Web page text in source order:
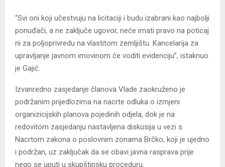
“Svi oni koji učestvuju na licitaciji i budu izabrani kao najbolji
ponuđači, a ne zaključe ugovor, neće imati pravo na poticaj
ni za poljoprivredu na vlastitom zemljištu. Kancelarija za
upravljanje javnom imovinom će voditi evidenciju”, istaknuo
je Gajić.
Izvanredno zasjedanje članova Vlade zaokruženo je
podržanim prijedlozima na nacrte odluka o izmjeni
organizicijskih planova pojedinih odjela, dok je na
redovitom zasjedanju nastavljena diskusija u vezi s
Nacrtom zakona o poslovnim zonama Brčko, koji je ujedno
i podržan, uz zaključak da se obavi javna rasprava prije
nego se uputi u skupštinsku proceduru.